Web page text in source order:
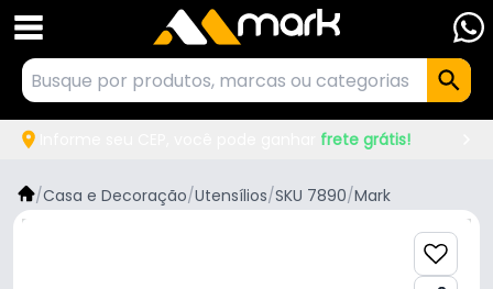
frete grátis!
/Casa e Decoração/Utensílios/SKU 7890/Mark